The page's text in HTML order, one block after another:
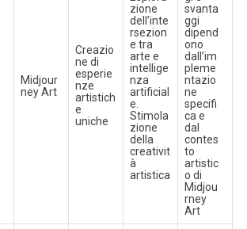
Midjour
ney Art
Creazio
ne di
esperie
nze
artistich
e
uniche
zione
dell’inte
rsezion
e tra
arte e
intellige
nza
artificial
e.
Stimola
zione
della
creativit
à
artistica
svanta
ggi
dipend
ono
dall’im
pleme
ntazio
ne
specifi
ca e
dal
contes
to
artistic
o di
Midjou
rney
Art